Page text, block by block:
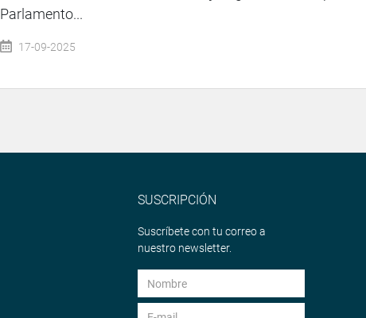
Parlamento...
17-09-2025
SUSCRIPCIÓN
Suscríbete con tu correo a
nuestro newsletter.